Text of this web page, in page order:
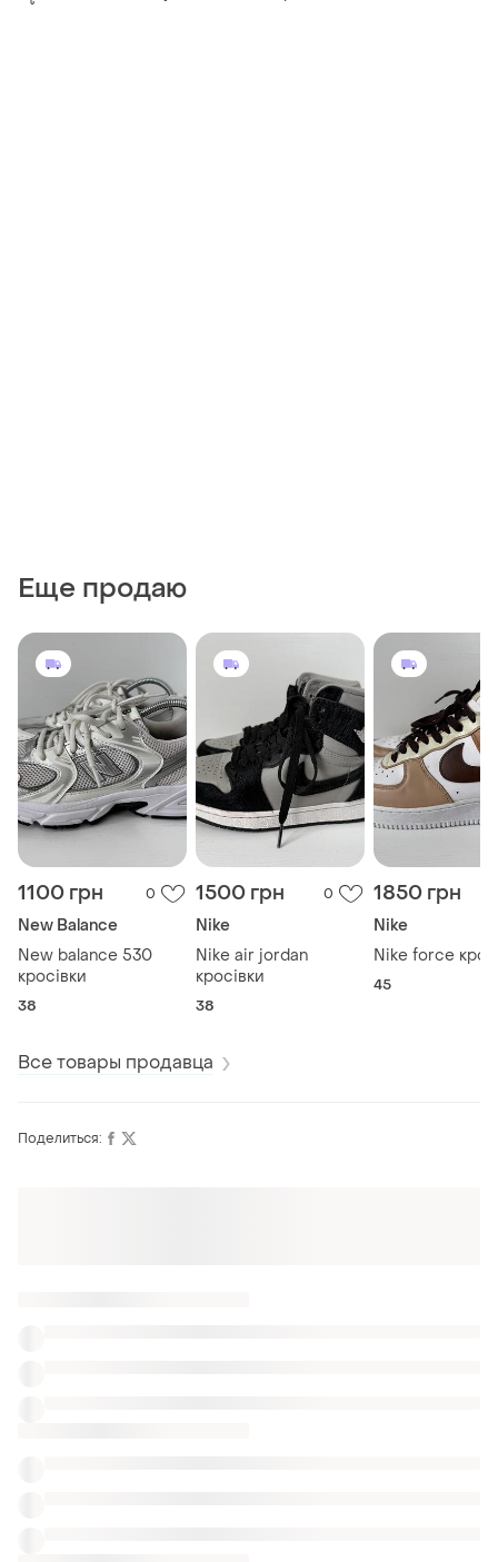
Еще продаю
1100 грн 0
New Balance
New balance 530
кросівки
38
1500 грн 0
Nike
Nike air jordan
кросівки
38
1850 грн
Nike
Nike force
45
Все товары продавца
Поделиться: